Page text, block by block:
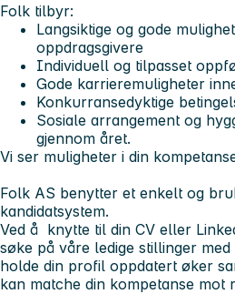
Folk tilbyr:
Langsiktige og gode
oppdragsgivere
Individuell og tilpasset
Gode karrieremuligheter
Konkurransedyktige
Sosiale arrangement og
gjennom året.
Vi ser muligheter i din
Folk AS benytter et enkelt og
kandidatsystem.
Ved å knytte til din CV eller
søke på våre ledige stillinger
holde din profil oppdatert øker
kan matche din kompetanse mot